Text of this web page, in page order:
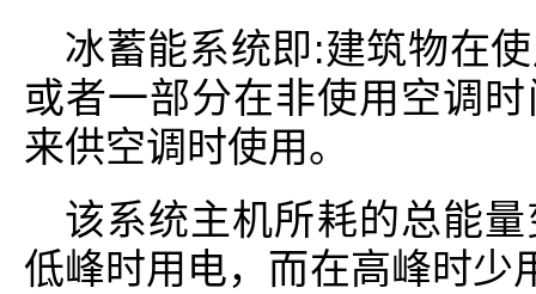
冰蓄能系统即:建筑物在
或者一部分在非使用空调
来供空调时使用。
该系统主机所耗的总能
低峰时用电，而在高峰时少